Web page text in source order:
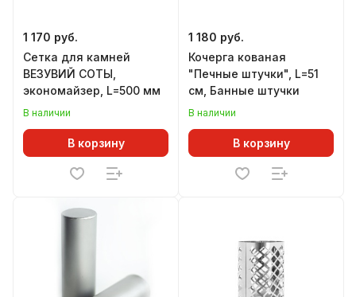
1 170 руб.
Сетка для камней
ВЕЗУВИЙ СОТЫ,
экономайзер, L=500 мм
В наличии
В корзину
1 180 руб.
Кочерга кованая
"Печные штучки", L=51
см, Банные штучки
В наличии
В корзину